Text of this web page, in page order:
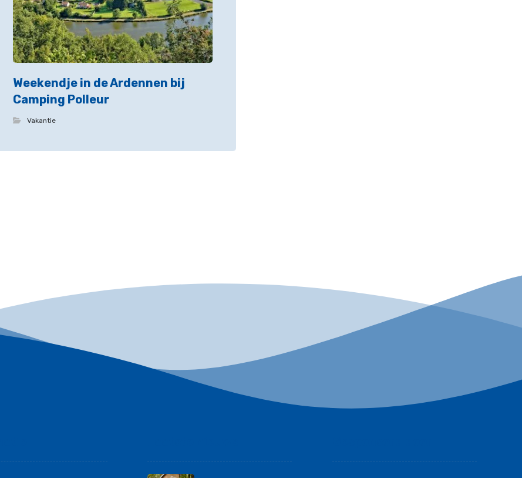
Weekendje in de Ardennen bij
Camping Polleur
Vakantie